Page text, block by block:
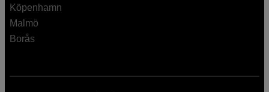
Köpenhamn
Malmö
Borås